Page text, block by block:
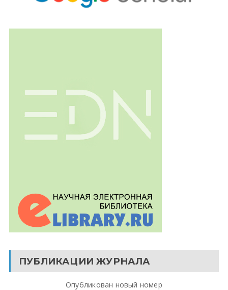
ПУБЛИКАЦИИ ЖУРНАЛА
Опубликован новый номер